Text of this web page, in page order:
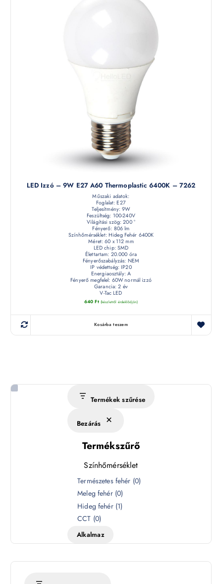
LED Izzó – 9W E27 A60 Thermoplastic 6400K – 7262
Műszaki adatok:
Foglalat: E27
Teljesítmény: 9W
Feszültség: 100-240V
Világítási szög: 200 °
Fényerő: 806 lm
Színhőmérséklet: Hideg Fehér 6400K
Méret: 60 x 112 mm
LED chip: SMD
Élettartam: 20.000 óra
Fényerőszabályzás: NEM
IP védettség: IP20
Energiaosztály: A
Fényerő megfelel: 60W normál izzó
Garancia: 2 év
V-Tac LED
640Ft (készletről érdeklődjön)
Kosárba teszem
Termékek szűrése
Bezárás
Termékszűrő
Színhőmérséklet
é
Természetes fehér (0)
Meleg fehér (0)
Hideg fehér (1)
CCT (0)
Alkalmaz